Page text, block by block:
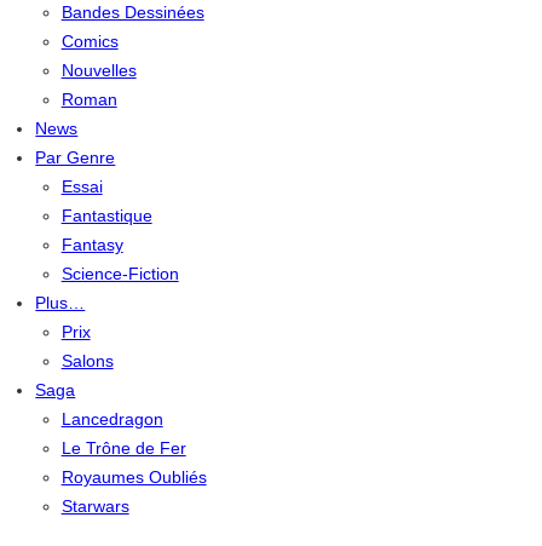
Bandes Dessinées
Comics
Nouvelles
Roman
News
Par Genre
Essai
Fantastique
Fantasy
Science-Fiction
Plus…
Prix
Salons
Saga
Lancedragon
Le Trône de Fer
Royaumes Oubliés
Starwars